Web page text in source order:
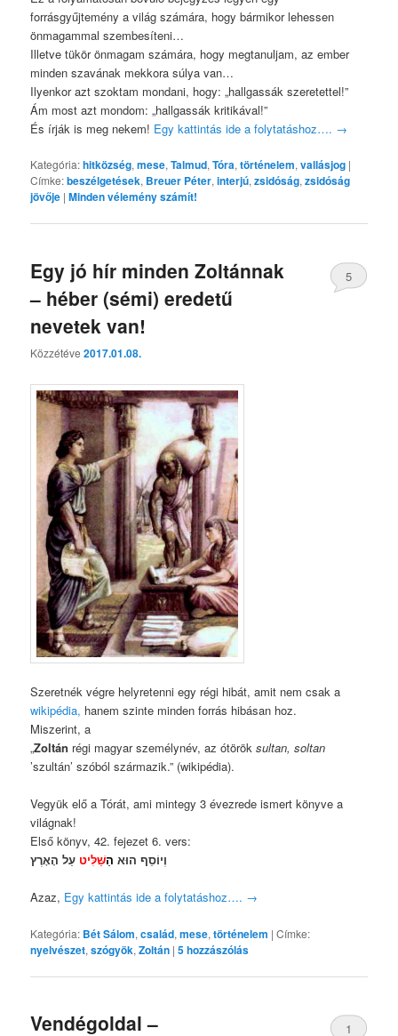
forrásgyűjtemény a világ számára, hogy bármikor lehessen
önmagammal szembesíteni…
Illetve tükör önmagam számára, hogy megtanuljam, az ember
minden szavának mekkora súlya van…
Ilyenkor azt szoktam mondani, hogy: „hallgassák szeretettel!”
Ám most azt mondom: „hallgassák kritikával!”
És írják is meg nekem! Egy kattintás ide a folytatáshoz…. →
Kategória:hitközség,mese,Talmud,Tóra,történelem,vallásjog |
Címke:beszélgetések, Breuer Péter,interjú,zsidóság,zsidóság
jövője |Minden vélemény számít!
Egy jó hír minden Zoltánnak
– héber (sémi) eredetű
nevetek van!
Közzétéve2017.01.08.
5
Szeretnék végre helyretenni egy régi hibát, amit nem csak a
wikipédia, hanem szinte minden forrás hibásan hoz.
Miszerint, a
„Zoltán régi magyar személynév, az ótöröksultan, soltan
’szultán’ szóból származik.” (wikipédia).
Vegyük elő a Tórát, ami mintegy 3 évezrede ismert könyve a
világnak!
Első könyv, 42. fejezet 6. vers:
וְיוֹסֵף הוּא הַשַּׁלִּיט עַל הָאָרֶץ
Azaz, Egy kattintás ide a folytatáshoz…. →
Kategória: Bét Sálom,család,mese,történelem |Címke:
nyelvészet,szógyök,Zoltán |5hozzászólás
Vendégoldal –
1